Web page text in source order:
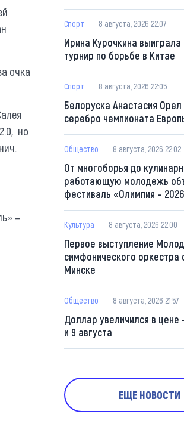
очка
но
–
Спорт 8 августа, 2026 22:07
Ирина Курочкина
турнир по борьбе в Китае
Спорт 8 августа, 2026 22:05
Белоруска Анастасия
серебро чемпионата
Общество 8 августа, 2026 22:02
От многоборья до
работающую молодежь
фестиваль «Олимпия –
Культура 8 августа, 2026 22:00
Первое выступление
симфонического оркестра
Минске
Общество 8 августа, 2026 21:57
Доллар увеличился в цене
и 9 августа
ЕЩЕ НОВОСТИ